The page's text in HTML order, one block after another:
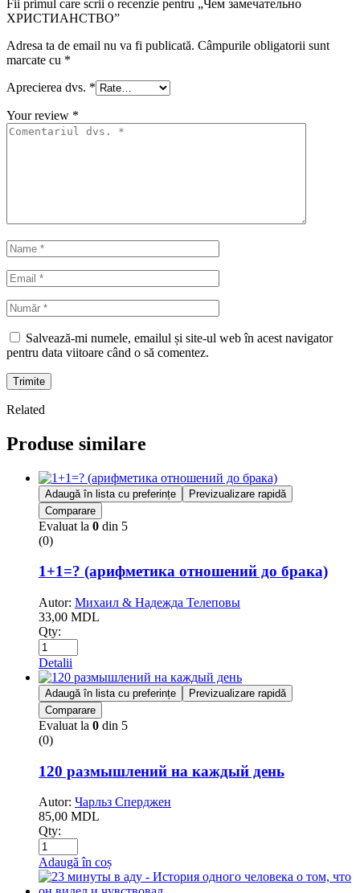
Fii primul care scrii o recenzie pentru „Чем замечательно
ХРИСТИАНСТВО”
Adresa ta de email nu va fi publicată. Câmpurile obligatorii sunt
marcate cu *
Aprecierea dvs. *
Your review *
Salvează-mi numele, emailul și site-ul web în acest navigator
pentru data viitoare când o să comentez.
Trimite
Related
Produse similare
Adaugă în lista cu preferințe
Previzualizare rapidă
Comparare
Evaluat la 0 din 5
(0)
1+1=? (арифметика отношений до брака)
Autor: Михаил & Надежда Телеповы
33,00 MDL
Qty:
Detalii
Adaugă în lista cu preferințe
Previzualizare rapidă
Comparare
Evaluat la 0 din 5
(0)
120 размышлений на каждый день
Autor: Чарльз Сперджен
85,00 MDL
Qty:
Adaugă în coș